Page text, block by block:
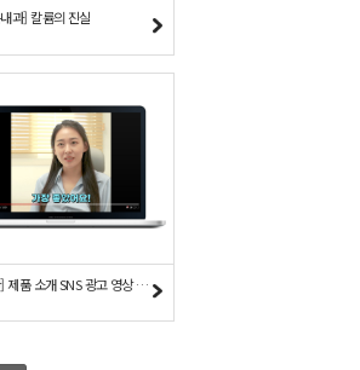
과] 칼륨의 진실
[루루안] 제품 소개 SNS 광고 영상 - 여성 청결 편